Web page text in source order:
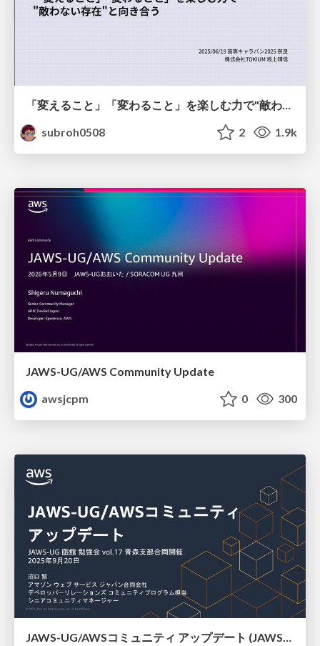
「変えること」「変わること」を楽しむ力で"敵わない存在"と向き合う
subroh0508
2 1.9k
JAWS-UG/AWS Community Update
awsjcpm
0 300
JAWS-UG/AWSコミュニティ アップデート (JAWS-UG函館支部)